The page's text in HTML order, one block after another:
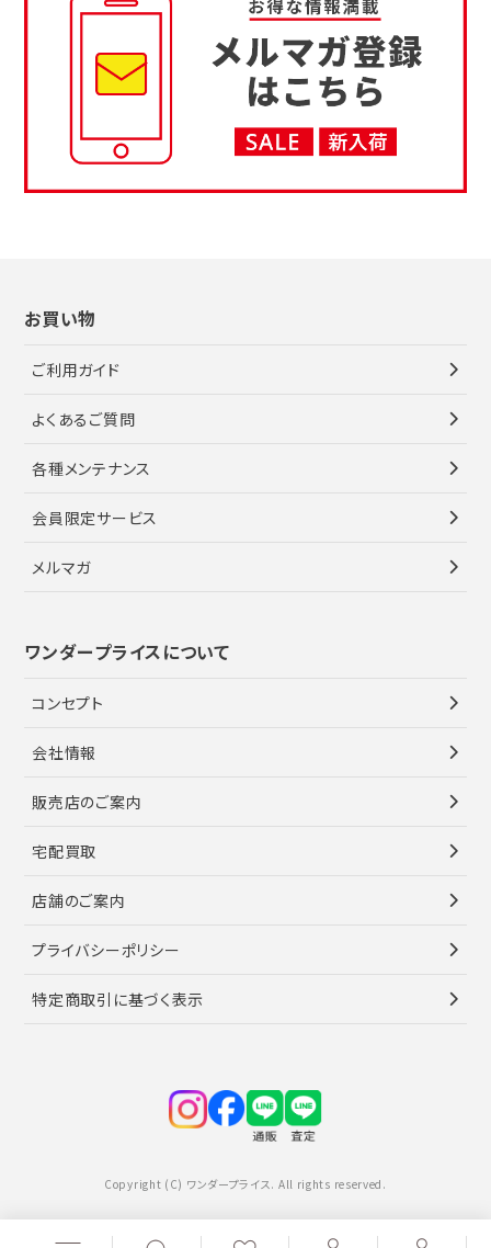
お買い物
ご利用ガイド
よくあるご質問
各種メンテナンス
会員限定サービス
メルマガ
ワンダープライスについて
コンセプト
会社情報
販売店のご案内
宅配買取
店舗のご案内
プライバシーポリシー
特定商取引に基づく表示
Copyright (C) ワンダープライス. All rights reserved.